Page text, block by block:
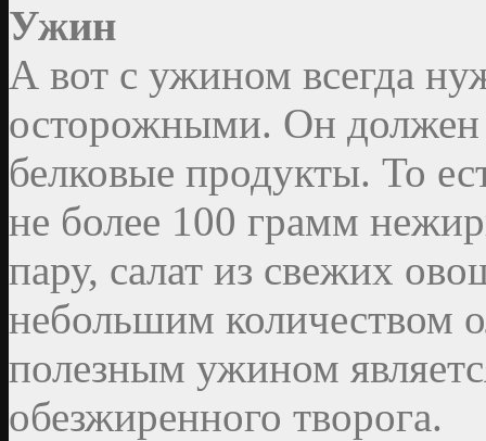
Ужин
А вот с ужином всегда
осторожными. Он должен
белковые продукты. То
не более 100 грамм
пару, салат из свежих
небольшим количеством
полезным ужином
обезжиренного творога.